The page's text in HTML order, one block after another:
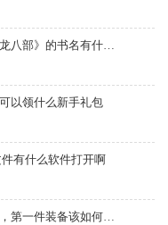
金庸小说天龙八部,金庸小说《天龙八部》的书名有什么含义?
以领什么新手礼包
有什么软件打开啊
虚空先知出装,现版本的马尔扎哈，第一件装备该如何选择？